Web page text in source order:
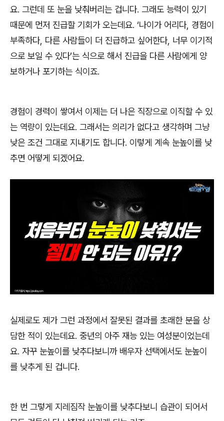
요. 그런데 또 눈을 낮춰버리는 겁니다. 그래도 능력이 있기
때문에 먼저 진급할 기회가 오는데요. ‘나이가 어리다, 경험이
부족하다, 다른 사람들이 더 진급하고 싶어한다, 너무 이기적
으로 보일 수 있다’는 식으로 해서 진급을 다른 사람에게 양
보하거나 포기하는 식이죠.
경험이 경력이 쌓여서 이제는 더 나은 직장으로 이직할 수 있
는 역량이 있는데요. 그래서는 의리가 없다고 생각하며 그냥
낮은 조건 그대로 지내기도 합니다. 이렇게 계속 눈높이를 낮
추면 어떻게 되겠어요.
실제로도 제가 그런 과정에서 잘못된 결과를 초래한 분을 상
담한 적이 있는데요. 중년의 아주 재능 있는 여성분이었는데
요. 자꾸 눈높이를 낮추다보니까 배우자 선택에서도 눈높이
를 낮추게 된 겁니다.
한 번 그렇게 지레짐작 눈높이를 낮추다보니 습관이 되어서